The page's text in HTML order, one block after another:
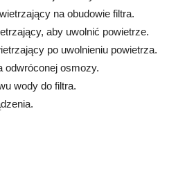
na obudowie filtra.
aby uwolnić powietrze.
po uwolnieniu powietrza.
odwróconej osmozy.
wody do filtra.